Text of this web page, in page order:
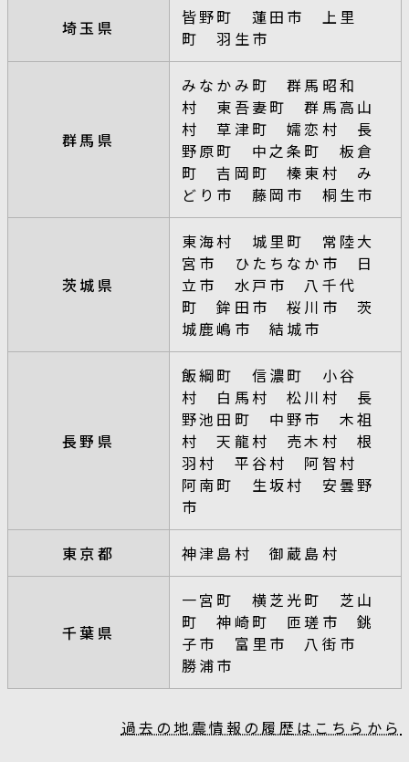
埼玉県
皆野町 蓮田市 上里
町 羽生市
群馬県
みなかみ町 群馬昭和
村 東吾妻町 群馬高山
村 草津町 嬬恋村 長
野原町 中之条町 板倉
町 吉岡町 榛東村 み
どり市 藤岡市 桐生市
茨城県
東海村 城里町 常陸大
宮市 ひたちなか市 日
立市 水戸市 八千代
町 鉾田市 桜川市 茨
城鹿嶋市 結城市
長野県
飯綱町 信濃町 小谷
村 白馬村 松川村 長
野池田町 中野市 木祖
村 天龍村 売木村 根
羽村 平谷村 阿智村
阿南町 生坂村 安曇野
市
東京都 神津島村 御蔵島村
千葉県
一宮町 横芝光町 芝山
町 神崎町 匝瑳市 銚
子市 富里市 八街市
勝浦市
過去の地震情報の履歴はこちらから